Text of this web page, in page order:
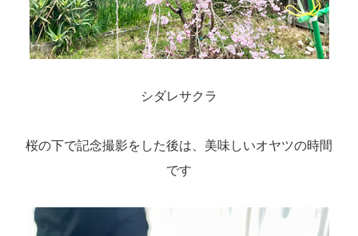
シダレサクラ
桜の下で記念撮影をした後は、美味しいオヤツの時間
です